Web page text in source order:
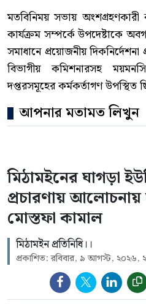
মতবিনিময় সভায়
কার্যক্রম সম্পর্কে উপদেষ্টাকে
সমাধানে প্রয়োজনীয়
বিভাগীয় কমিশনারসহ
দপ্তরসমূহের কর্মকর্তাগণ উপস্থিত
আপনার মতামত লিখুন
মিঠামইনের ঘাগড়া
প্রচারণায়
মোস্তফা কামাল
মিঠামইন প্রতিনিধি।।
প্রকাশিত: রবিবার, ৯ আগস্ট, ২০২৬,